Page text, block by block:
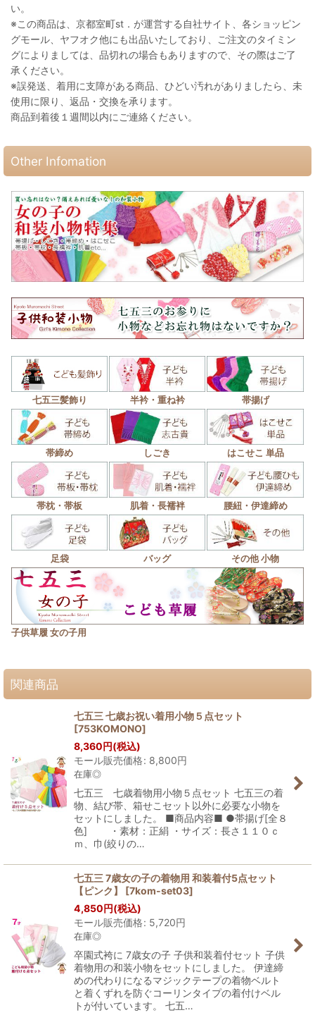
い。
※この商品は、京都室町st．が運営する自社サイト、各ショッピン
グモール、ヤフオク他にも出品いたしており、ご注文のタイミン
グによりましては、品切れの場合もありますので、その際はご了
承ください。
※誤発送、着用に支障がある商品、ひどい汚れがありましたら、未
使用に限り、返品・交換を承ります。
商品到着後１週間以内にご連絡ください。
Other Infomation
七五三髪飾り 半衿・重ね衿 帯揚げ
帯締め しごき はこせこ 単品
帯枕・帯板 肌着・長襦袢 腰紐・伊達締め
足袋 バッグ その他 小物
子供草履 女の子用
関連商品
七五三 七歳お祝い着用小物５点セット
[753KOMONO]
8,360円(税込)
モール販売価格: 8,800円
在庫◎
七五三 七歳着物用小物５点セット 七五三の着
物、結び帯、箱せこセット以外に必要な小物を
セットにしました。 ■商品内容■ ●帯揚げ[全８
色] ・素材：正絹 ・サイズ：長さ１１０ｃ
ｍ、巾(絞りの…
七五三 7歳女の子の着物用 和装着付5点セット
【ピンク】
[7kom-set03]
4,850円(税込)
モール販売価格: 5,720円
在庫◎
卒園式袴に 7歳女の子 子供和装着付セット 子供
着物用の和装小物をセットにしました。 伊達締
めの代わりになるマジックテープの着物ベルト
と着くずれを防ぐコーリンタイプの着付けベル
トが付いています。 七五…